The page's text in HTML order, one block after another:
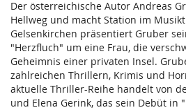
Der österreichische Autor Andreas
Hellweg und macht Station im
Gelsenkirchen präsentiert Gruber
"Herzfluch" um eine Frau, die
Geheimnis einer privaten Insel.
zahlreichen Thrillern, Krimis und
aktuelle Thriller-Reihe handelt von
und Elena Gerink, das sein Debüt in